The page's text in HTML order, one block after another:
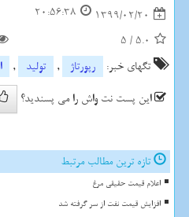
1399/02/20
20:56:38
5.0
/
5
تگهای خبر:
رپورتاژ , تولید ,
این پست نت واش را می پسندید؟
تازه ترین مطالب مرتبط
اعلام قیمت حقیقی مرغ
افزایش قیمت نفت از سر گرفته شد